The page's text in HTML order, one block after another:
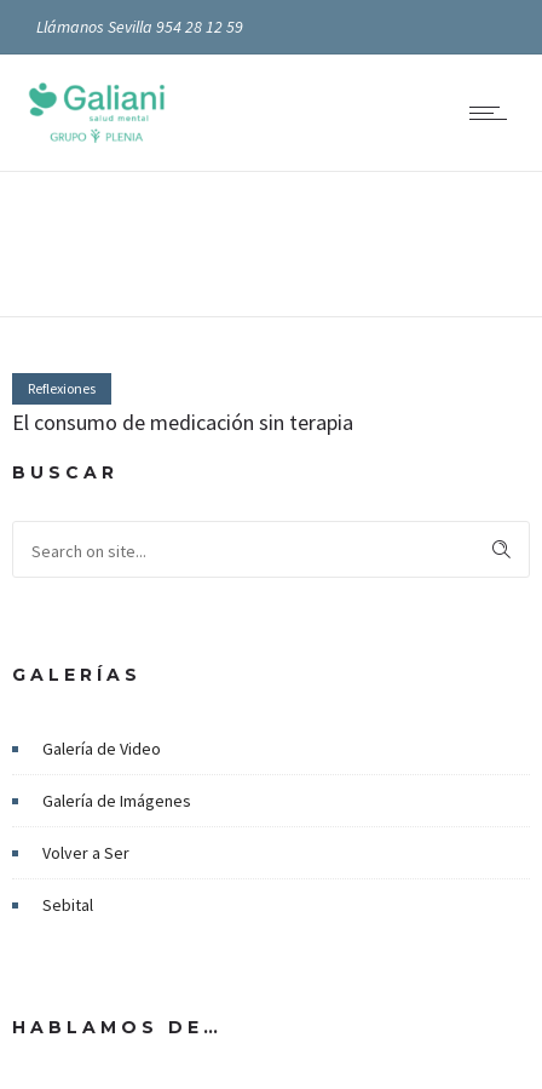
Llámanos Sevilla 954 28 12 59
Reflexiones
El consumo de medicación sin terapia
BUSCAR
GALERÍAS
Galería de Video
Galería de Imágenes
Volver a Ser
Sebital
HABLAMOS DE…